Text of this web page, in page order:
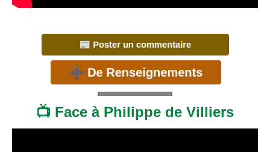
📺 Face à Philippe de Villiers